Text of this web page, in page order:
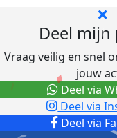
Deel mijn
Vraag veilig en snel
jouw
Deel via
Deel via
Deel via